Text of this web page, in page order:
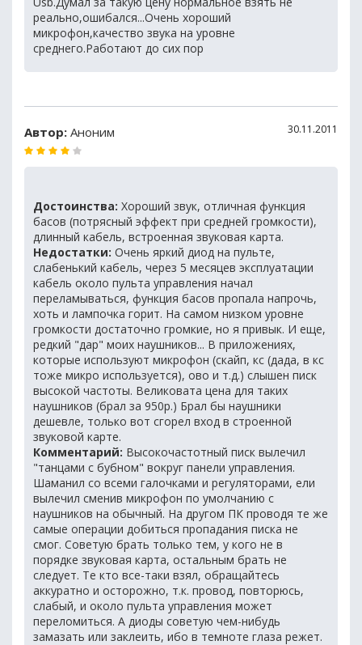
реально,ошибался...Очень хороший
микрофон,качество звука на уровне
среднего.Работают до сих пор
Автор: Аноним 30.11.2011
Достоинства: Хороший звук, отличная функция
басов (потрясный эффект при средней громкости),
длинный кабель, встроенная звуковая карта.
Недостатки: Очень яркий диод на пульте,
слабенький кабель, через 5 месяцев эксплуатации
кабель около пульта управления начал
переламываться, функция басов пропала напрочь,
хоть и лампочка горит. На самом низком уровне
громкости достаточно громкие, но я привык. И еще,
редкий "дар" моих наушников... В приложениях,
которые используют микрофон (скайп, кс (дада, в кс
тоже микро используется), ово и т.д.) слышен писк
высокой частоты. Великовата цена для таких
наушников (брал за 950р.) Брал бы наушники
дешевле, только вот сгорел вход в строенной
звуковой карте.
Комментарий: Высокочастотный писк вылечил
"танцами с бубном" вокруг панели управления.
Шаманил со всеми галочками и регуляторами, ели
вылечил сменив микрофон по умолчанию с
наушников на обычный. На другом ПК проводя те же
самые операции добиться пропадания писка не
смог. Советую брать только тем, у кого не в
порядке звуковая карта, остальным брать не
следует. Те кто все-таки взял, обращайтесь
аккуратно и осторожно, т.к. провод, повторюсь,
слабый, и около пульта управления может
переломиться. А диоды советую чем-нибудь
замазать или заклеить, ибо в темноте глаза режет.